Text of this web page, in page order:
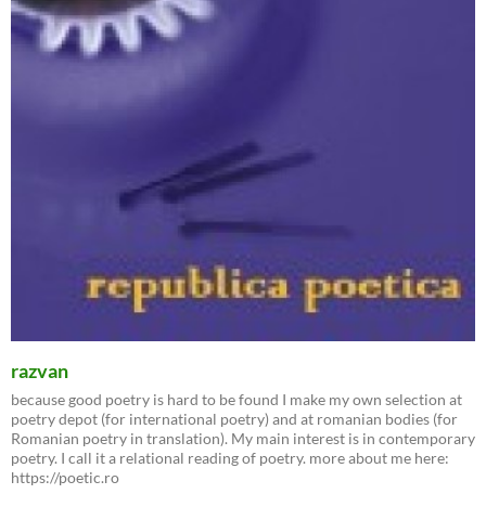
razvan
because good poetry is hard to be found I make my own selection at
poetry depot (for international poetry) and at romanian bodies (for
Romanian poetry in translation). My main interest is in contemporary
poetry. I call it a relational reading of poetry. more about me here:
https://poetic.ro